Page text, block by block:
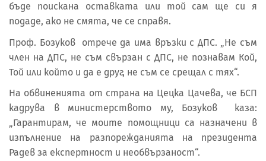
бъде поискана оставката или той сам ще си я
подаде, ако не смята, че се справя.
Проф. Бозуков отрече да има връзки с ДПС. „Не съм
член на ДПС, не съм свързан с ДПС, не познавам Кой,
Той или който и да е друг, не съм се срещал с тях“.
На обвиненията от страна на Цецка Цачева, че БСП
кадрува в министерството му, Бозуков каза:
„Гарантирам, че моите помощници са назначени в
изпълнение на разпорежданията на президента
Радев за експертност и необвързаност“.